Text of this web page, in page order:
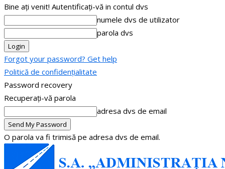
Bine ați venit! Autentificați-vă in contul dvs
numele dvs de utilizator
parola dvs
Forgot your password? Get help
Politică de confidențialitate
Password recovery
Recuperați-vă parola
adresa dvs de email
O parola va fi trimisă pe adresa dvs de email.